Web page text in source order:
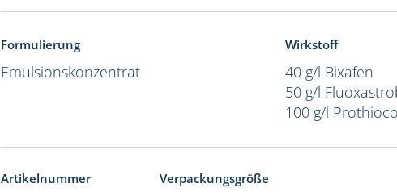
Formulierung
Emulsionskonzentrat
Wirkstoff
40 g/l Bixafen
50 g/l
100 g/l
Artikelnummer Verpackungsgröße